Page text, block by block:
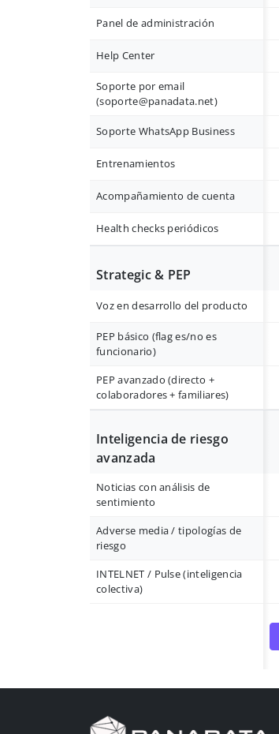
Panel de administración
Help Center
Soporte por email
(soporte@panadata.net)
Soporte WhatsApp Business
Entrenamientos
Acompañamiento de cuenta
Health checks periódicos
Strategic & PEP
Voz en desarrollo del producto
PEP básico (flag es/no es
funcionario)
PEP avanzado (directo +
colaboradores + familiares)
Inteligencia de riesgo
avanzada
Noticias con análisis de
sentimiento
Adverse media / tipologías de
riesgo
INTELNET / Pulse (inteligencia
colectiva)